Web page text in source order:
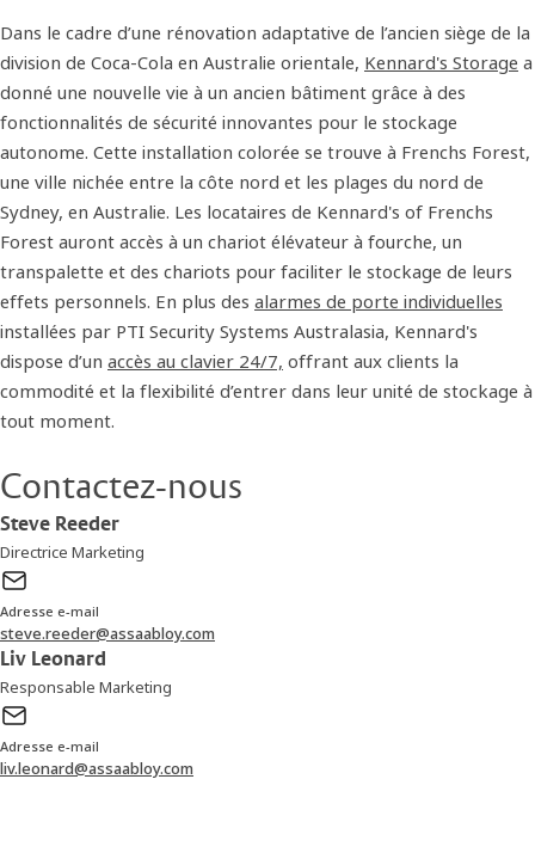
Dans le cadre d’une rénovation adaptative de l’ancien siège de la
division de Coca-Cola en Australie orientale, Kennard's Storage a
donné une nouvelle vie à un ancien bâtiment grâce à des
fonctionnalités de sécurité innovantes pour le stockage
autonome. Cette installation colorée se trouve à Frenchs Forest,
une ville nichée entre la côte nord et les plages du nord de
Sydney, en Australie. Les locataires de Kennard's of Frenchs
Forest auront accès à un chariot élévateur à fourche, un
transpalette et des chariots pour faciliter le stockage de leurs
effets personnels. En plus des alarmes de porte individuelles
installées par PTI Security Systems Australasia, Kennard's
dispose d’un accès au clavier 24/7, offrant aux clients la
commodité et la flexibilité d’entrer dans leur unité de stockage à
tout moment.
Contactez-nous
Steve Reeder
Directrice Marketing
Adresse e-mail
steve.reeder@assaabloy.com
Liv Leonard
Responsable Marketing
Adresse e-mail
liv.leonard@assaabloy.com